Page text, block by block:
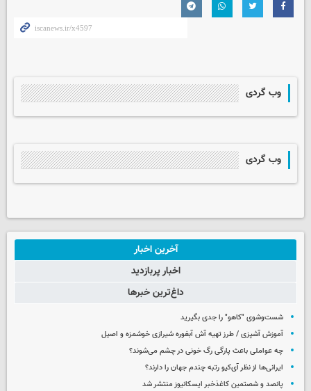
وب گردی
وب گردی
آخرین اخبار
اخبار پربازدید
داغ‌ترین خبرها
شست‌وشوی "کاهو" را جدی بگیرید
آموزش آشپزی / طرز تهیه آش آبغوره شیرازی خوشمزه و اصیل
چه عواملی باعث پارگی رگ خونی در چشم می‌شوند؟
ایرانی‌ها از نظر آی‌کیو رتبه چندم جهان را دارند؟
پانصد و شصتمین کاغذخبر ایسکانیوز منتشر شد